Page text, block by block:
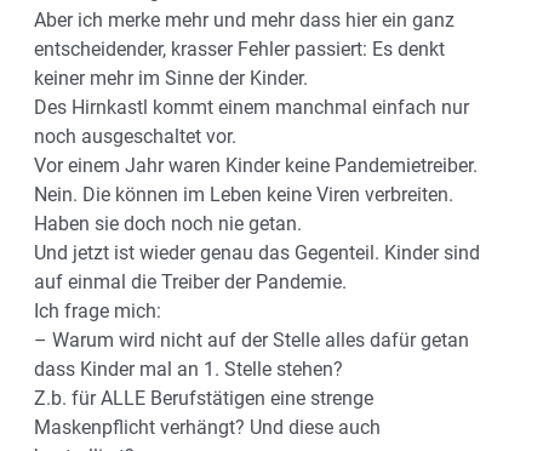
Aber ich merke mehr und mehr dass hier ein ganz
entscheidender, krasser Fehler passiert: Es denkt
keiner mehr im Sinne der Kinder.
Des Hirnkastl kommt einem manchmal einfach nur
noch ausgeschaltet vor.
Vor einem Jahr waren Kinder keine Pandemietreiber.
Nein. Die können im Leben keine Viren verbreiten.
Haben sie doch noch nie getan.
Und jetzt ist wieder genau das Gegenteil. Kinder sind
auf einmal die Treiber der Pandemie.
Ich frage mich:
– Warum wird nicht auf der Stelle alles dafür getan
dass Kinder mal an 1. Stelle stehen?
Z.b. für ALLE Berufstätigen eine strenge
Maskenpflicht verhängt? Und diese auch